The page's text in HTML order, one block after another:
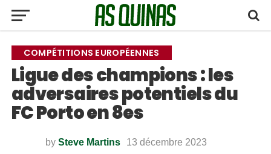
COMPÉTITIONS EUROPÉENNES
Ligue des champions : les
adversaires potentiels du
FC Porto en 8es
by Steve Martins 13 décembre 2023